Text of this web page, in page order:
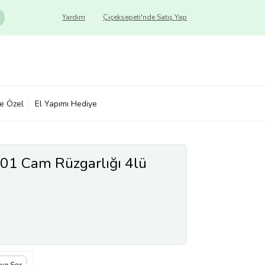
Çiçeksepeti'nde Satış Yap
Yardım
Özel El Yapımı Hediye
Cam Rüzgarlığı 4lü